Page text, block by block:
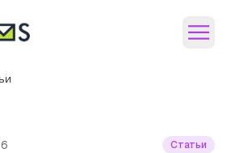
Статьи